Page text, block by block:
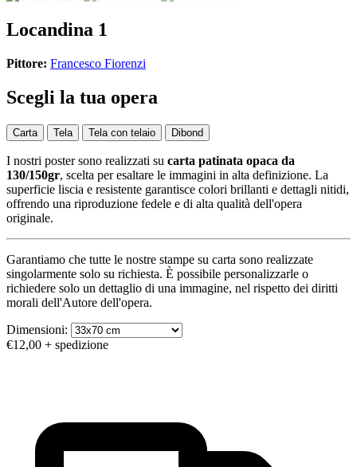
Locandina 1
Pittore: Francesco Fiorenzi
Scegli la tua opera
Carta Tela Tela con telaio Dibond
I nostri poster sono realizzati su carta patinata opaca da
130/150gr, scelta per esaltare le immagini in alta definizione. La
superficie liscia e resistente garantisce colori brillanti e dettagli nitidi,
offrendo una riproduzione fedele e di alta qualità dell'opera
originale.
Garantiamo che tutte le nostre stampe su carta sono realizzate
singolarmente solo su richiesta. È possibile personalizzarle o
richiedere solo un dettaglio di una immagine, nel rispetto dei diritti
morali dell'Autore dell'opera.
Dimensioni:
€12,00 + spedizione